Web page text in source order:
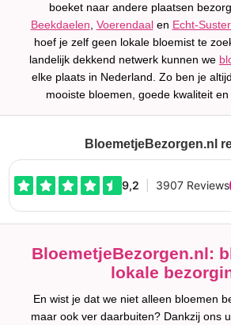
boeket naar andere plaatsen
Beekdaelen Voerendaalen Echt-
hoef je zelf geen lokale bloemist te
landelijk dekkend netwerk kunnen we
elke plaats in Nederland. Zo ben je
mooiste bloemen, goede kwaliteit en
BloemetjeBezorgen.nl
BloemetjeBezorgen.nl:
lokale
En wist je dat we niet alleen bloemen
maar ook ver daarbuiten? Dankzij ons